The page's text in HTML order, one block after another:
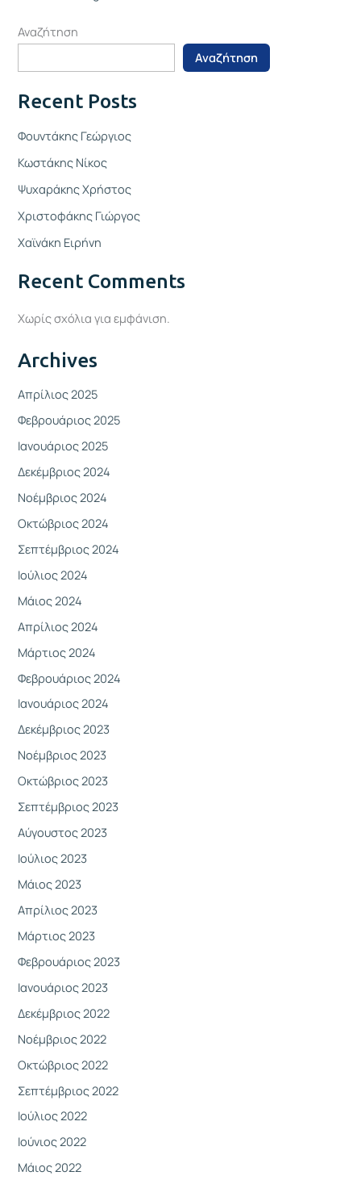
Αναζήτηση
Αναζήτηση
Recent Posts
Φουντάκης Γεώργιος
Κωστάκης Νίκος
Ψυχαράκης Χρήστος
Χριστοφάκης Γιώργος
Χαϊνάκη Ειρήνη
Recent Comments
Χωρίς σχόλια για εμφάνιση.
Archives
Απρίλιος 2025
Φεβρουάριος 2025
Ιανουάριος 2025
Δεκέμβριος 2024
Νοέμβριος 2024
Οκτώβριος 2024
Σεπτέμβριος 2024
Ιούλιος 2024
Μάιος 2024
Απρίλιος 2024
Μάρτιος 2024
Φεβρουάριος 2024
Ιανουάριος 2024
Δεκέμβριος 2023
Νοέμβριος 2023
Οκτώβριος 2023
Σεπτέμβριος 2023
Αύγουστος 2023
Ιούλιος 2023
Μάιος 2023
Απρίλιος 2023
Μάρτιος 2023
Φεβρουάριος 2023
Ιανουάριος 2023
Δεκέμβριος 2022
Νοέμβριος 2022
Οκτώβριος 2022
Σεπτέμβριος 2022
Ιούλιος 2022
Ιούνιος 2022
Μάιος 2022